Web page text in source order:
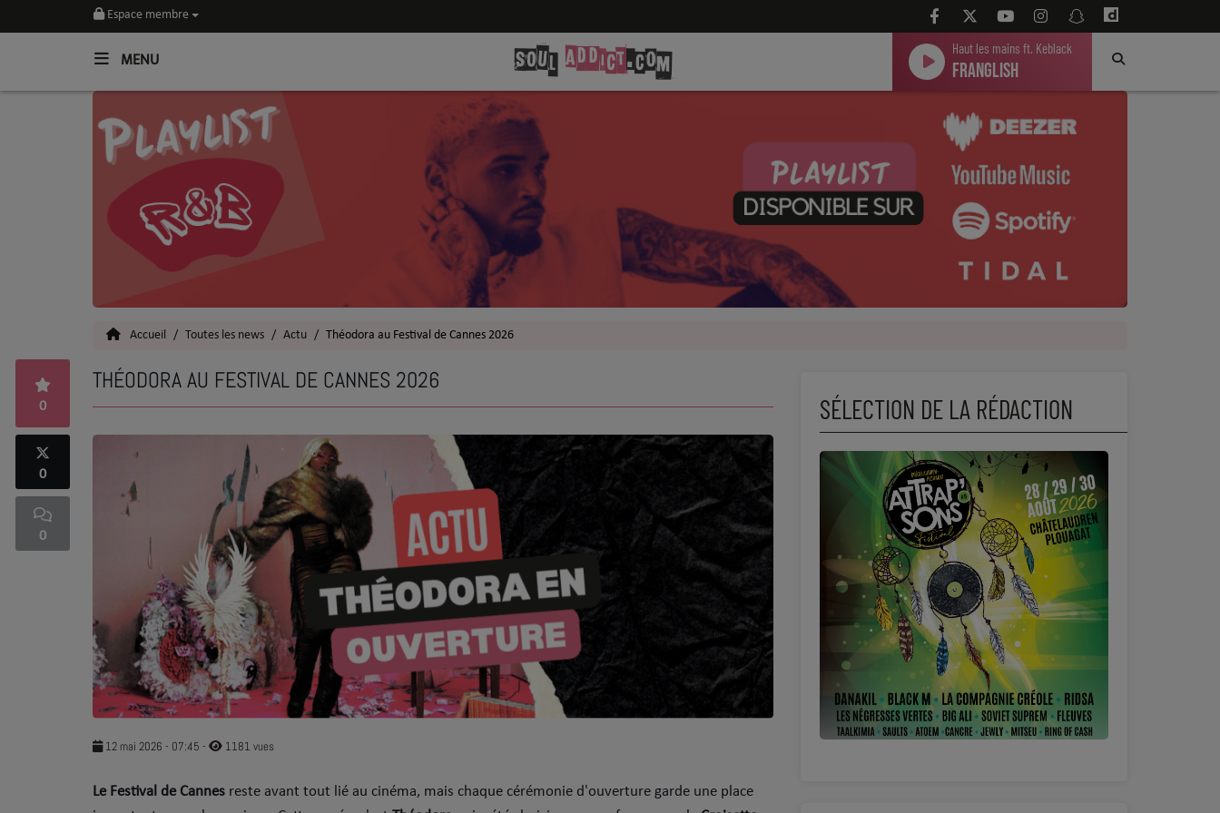
Espace membre
MENU
Haut les mains ft. Keblack
Franglish
Toutes les News
SOUL CULTURE
Talents
Top 5
SOUL ADDICT PLAY
Flash News
5 bonnes raisons
C quoi ton Actu ?
Dans ton Téléphone
URBAN CULTURE
Accueil Toutes les news Actu Théodora au Festival de Cannes 2026
THÉODORA AU FESTIVAL DE CANNES 2026
0
0
0
12 mai 2026 - 07:45 - 1181 vues
Le Festival de Cannes reste avant tout lié au cinéma, mais chaque cérémonie d'ouverture garde une place
SÉLECTION DE LA RÉDACTION